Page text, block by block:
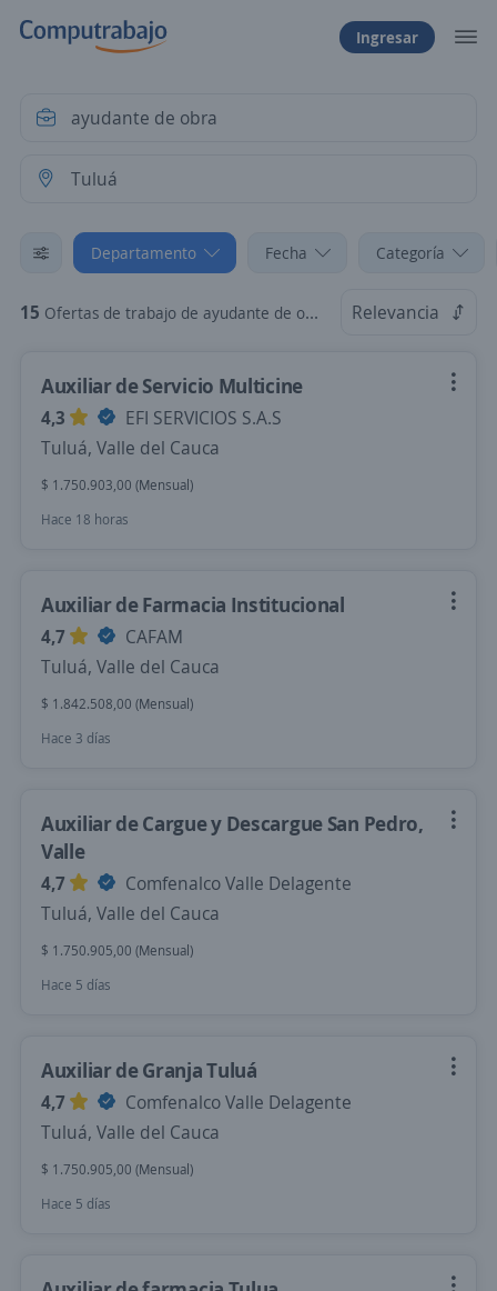
Ingresar
Departamento Fecha Categoría
15 Ofertas de trabajo de ayudante de obra en Tuluá, Valle del Cauca Relevancia
Auxiliar de Servicio Multicine
4,3
EFI SERVICIOS S.A.S
Tuluá, Valle del Cauca
$ 1.750.903,00 (Mensual)
Hace 18 horas
Auxiliar de Farmacia Institucional
4,7
CAFAM
Tuluá, Valle del Cauca
$ 1.842.508,00 (Mensual)
Hace 3 días
Auxiliar de Cargue y Descargue San Pedro,
Valle
4,7
Comfenalco Valle Delagente
Tuluá, Valle del Cauca
$ 1.750.905,00 (Mensual)
Hace 5 días
Auxiliar de Granja Tuluá
4,7
Comfenalco Valle Delagente
Tuluá, Valle del Cauca
$ 1.750.905,00 (Mensual)
Hace 5 días